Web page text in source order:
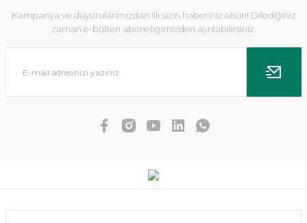
Kampanya ve duyurularımızdan ilk sizin haberiniz olsun! Dilediğiniz
zaman e-bülten aboneliğimizden ayrılabilirsiniz.